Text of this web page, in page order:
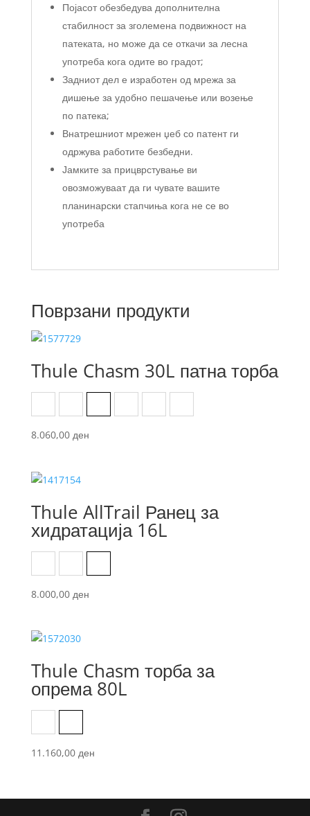
Појасот обезбедува дополнителна
стабилност за зголемена подвижност на
патеката, но може да се откачи за лесна
употреба кога одите во градот;
Задниот дел е изработен од мрежа за
дишење за удобно пешачење или возење
по патека;
Внатрешниот мрежен џеб со патент ги
одржува работите безбедни.
Јамките за прицврстување ви
овозможуваат да ги чувате вашите
планинарски стапчиња кога не се во
употреба
Поврзани продукти
Thule Chasm 30L патна торба
8.060,00 ден
Thule AllTrail Ранец за
хидратација 16L
8.000,00 ден
Thule Chasm торба за
опрема 80L
11.160,00 ден